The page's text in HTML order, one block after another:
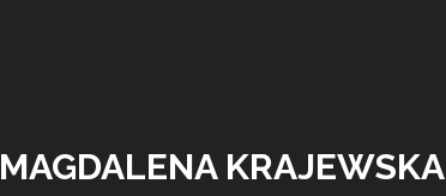
MAGDALENA KRAJEWSKA